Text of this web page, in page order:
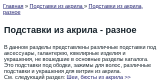
Главная » Подставки из акрила » Подставки из акрила,
разное
Подставки из акрила - разное
В данном разделы представлены различные подставки под
аксессуары, галантерею, ювелирные изделия и
украшения, не вошедшие в основные разделы каталога.
Это подставки под ободки, зажимы для волос, различные
подставки и украшения для витрин из акрила.
См. следующий раздел: Шеи, бюсты из акрила >>